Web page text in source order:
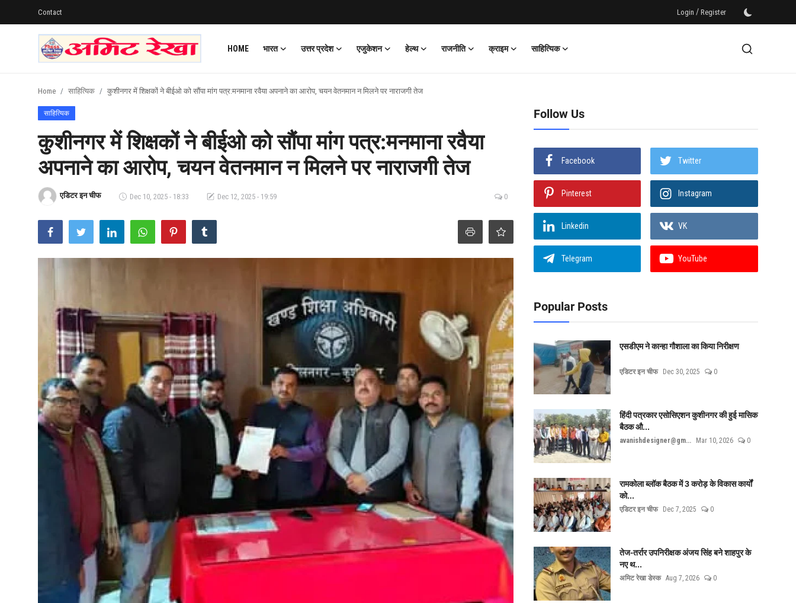
Contact Login / Register
HOME भारत उत्तर प्रदेश एजुकेशन हेल्थ राजनीति क्राइम
साहित्यिक
Login
Register
उत्तर प्रदेश
Home साहित्यिक कुशीनगर में शिक्षकों ने बीईओ को सौंपा मांग पत्र:मनमाना रवैया अपनाने का आरोप, चयन वेतनमान न मिलने पर नाराजगी तेज
साहित्यिक
कुशीनगर में शिक्षकों ने बीईओ को सौंपा मांग पत्र:मनमाना रवैया
अपनाने का आरोप, चयन वेतनमान न मिलने पर नाराजगी तेज
एडिटर इन चीफ Dec 10, 2025 - 18:33 Dec 12, 2025 - 19:59 0
Follow Us
Facebook Twitter
Pinterest Instagram
Linkedin VK
Telegram YouTube
Popular Posts
एसडीएम ने कान्हा गौशाला का किया निरीक्षण
एडिटर इन चीफ Dec 30, 2025 0
हिंदी पत्रकार एसोसिएशन कुशीनगर की हुई मासिक
बैठक औ...
avanishdesigner@gm... Mar 10, 2026 0
रामकोला ब्लॉक बैठक में 3 करोड़ के विकास कार्यों
को...
एडिटर इन चीफ Dec 7, 2025 0
तेज-तर्रार उपनिरीक्षक अंजय सिंह बने शाहपुर के
नए थ...
अमिट रेखा डेस्क Aug 7, 2026 0